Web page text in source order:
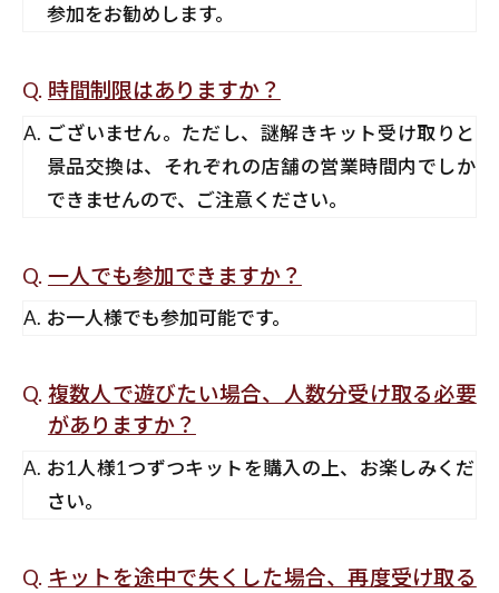
参加をお勧めします。
時間制限はありますか？
ございません。ただし、謎解きキット受け取りと
景品交換は、それぞれの店舗の営業時間内でしか
できませんので、ご注意ください。
一人でも参加できますか？
お一人様でも参加可能です。
複数人で遊びたい場合、人数分受け取る必要
がありますか？
お1人様1つずつキットを購入の上、お楽しみくだ
さい。
キットを途中で失くした場合、再度受け取る